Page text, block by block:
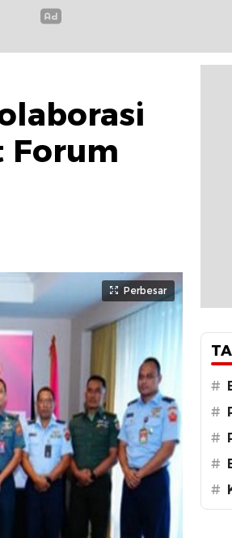
Forum
Perbesar
#
#
#
#
#